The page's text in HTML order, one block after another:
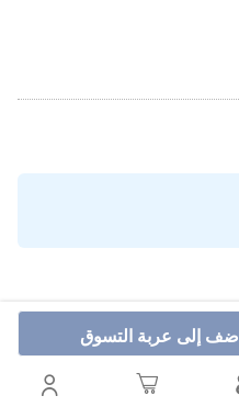
أضف إلى عربة التسوق